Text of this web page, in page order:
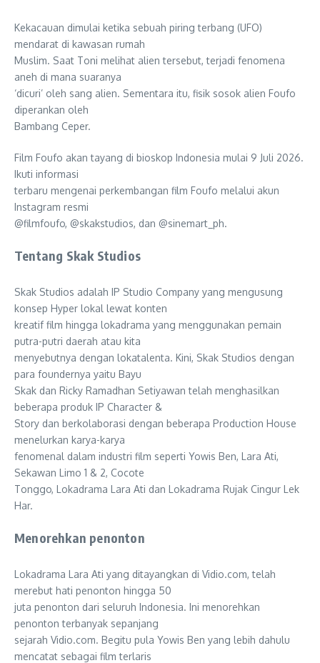
Kekacauan dimulai ketika sebuah piring terbang (UFO)
mendarat di kawasan rumah
Muslim. Saat Toni melihat alien tersebut, terjadi fenomena
aneh di mana suaranya
‘dicuri’ oleh sang alien. Sementara itu, fisik sosok alien Foufo
diperankan oleh
Bambang Ceper.
Film Foufo akan tayang di bioskop Indonesia mulai 9 Juli 2026.
Ikuti informasi
terbaru mengenai perkembangan film Foufo melalui akun
Instagram resmi
@filmfoufo, @skakstudios, dan @sinemart_ph.
Tentang Skak Studios
Skak Studios adalah IP Studio Company yang mengusung
konsep Hyper lokal lewat konten
kreatif film hingga lokadrama yang menggunakan pemain
putra-putri daerah atau kita
menyebutnya dengan lokatalenta. Kini, Skak Studios dengan
para foundernya yaitu Bayu
Skak dan Ricky Ramadhan Setiyawan telah menghasilkan
beberapa produk IP Character &
Story dan berkolaborasi dengan beberapa Production House
menelurkan karya-karya
fenomenal dalam industri film seperti Yowis Ben, Lara Ati,
Sekawan Limo 1 & 2, Cocote
Tonggo, Lokadrama Lara Ati dan Lokadrama Rujak Cingur Lek
Har.
Menorehkan penonton
Lokadrama Lara Ati yang ditayangkan di Vidio.com, telah
merebut hati penonton hingga 50
juta penonton dari seluruh Indonesia. Ini menorehkan
penonton terbanyak sepanjang
sejarah Vidio.com. Begitu pula Yowis Ben yang lebih dahulu
mencatat sebagai film terlaris